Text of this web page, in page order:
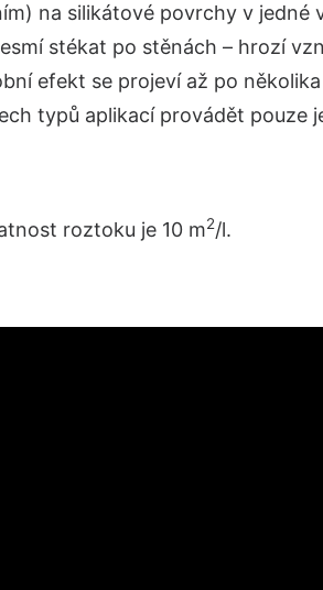
na silikátové povrchy v jedné
stékat po stěnách – hrozí
efekt se projeví až po
typů aplikací provádět pouze
roztoku je 10 m2/l.